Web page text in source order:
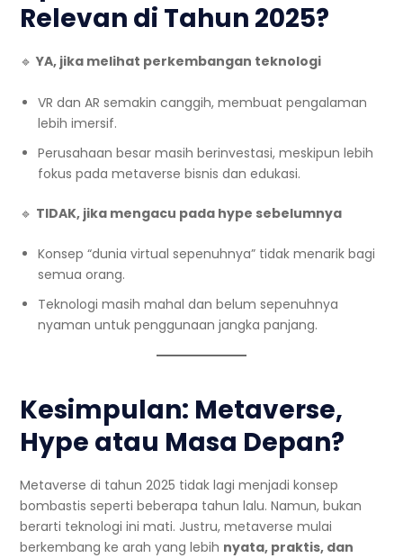
Relevan di Tahun 2025?
🔹YA, jika melihat perkembangan teknologi
VR dan AR semakin canggih, membuat pengalaman
lebih imersif.
Perusahaan besar masih berinvestasi, meskipun lebih
fokus pada metaverse bisnis dan edukasi.
🔹 TIDAK, jika mengacu pada hype sebelumnya
Konsep “dunia virtual sepenuhnya” tidak menarik bagi
semua orang.
Teknologi masih mahal dan belum sepenuhnya
nyaman untuk penggunaan jangka panjang.
Kesimpulan: Metaverse,
Hype atau Masa Depan?
Metaverse di tahun 2025 tidak lagi menjadi konsep
bombastis seperti beberapa tahun lalu. Namun, bukan
berarti teknologi ini mati. Justru, metaverse mulai
berkembang ke arah yang lebih nyata, praktis, dan